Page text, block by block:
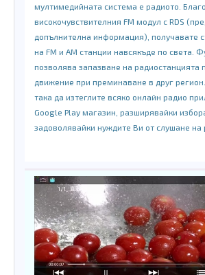
мултимедийната система е радиото.
високочувствителния FM модул с RDS
допълнителна информация), получавате
на FM и AM станции навсякъде по света.
позволява запазване на радиостанцията
движение при преминаване в друг
така да изтеглите всяко онлайн радио
Google Play магазин, разширявайки
задоволявайки нуждите Ви от слушане на